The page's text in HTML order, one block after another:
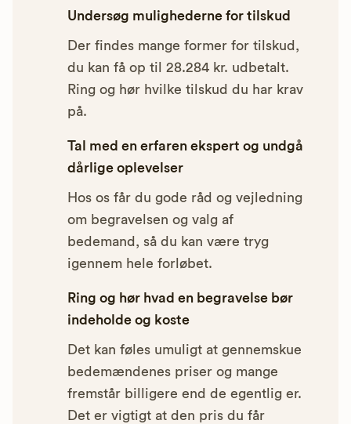
Undersøg mulighederne for tilskud
Der findes mange former for tilskud,
du kan få op til 28.284 kr. udbetalt.
Ring og hør hvilke tilskud du har krav
på.
Tal med en erfaren ekspert og undgå
dårlige oplevelser
Hos os får du gode råd og vejledning
om begravelsen og valg af
bedemand, så du kan være tryg
igennem hele forløbet.
Ring og hør hvad en begravelse bør
indeholde og koste
Det kan føles umuligt at gennemskue
bedemændenes priser og mange
fremstår billigere end de egentlig er.
Det er vigtigt at den pris du får